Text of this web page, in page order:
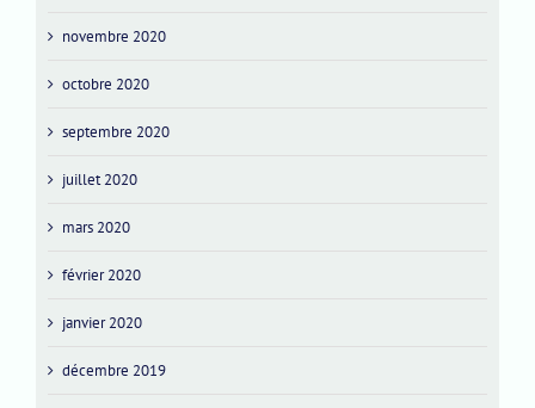
novembre 2020
octobre 2020
septembre 2020
juillet 2020
mars 2020
février 2020
janvier 2020
décembre 2019